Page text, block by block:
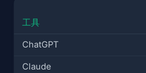
工具
ChatGPT
Claude